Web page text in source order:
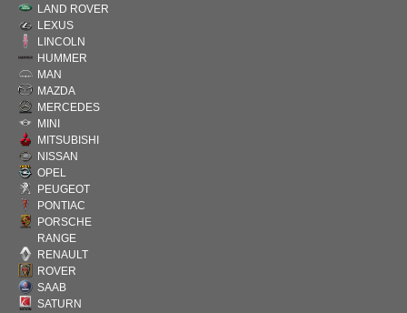
LAND ROVER
LEXUS
LINCOLN
HUMMER
MAN
MAZDA
MERCEDES
MINI
MITSUBISHI
NISSAN
OPEL
PEUGEOT
PONTIAC
PORSCHE
RANGE
RENAULT
ROVER
SAAB
SATURN